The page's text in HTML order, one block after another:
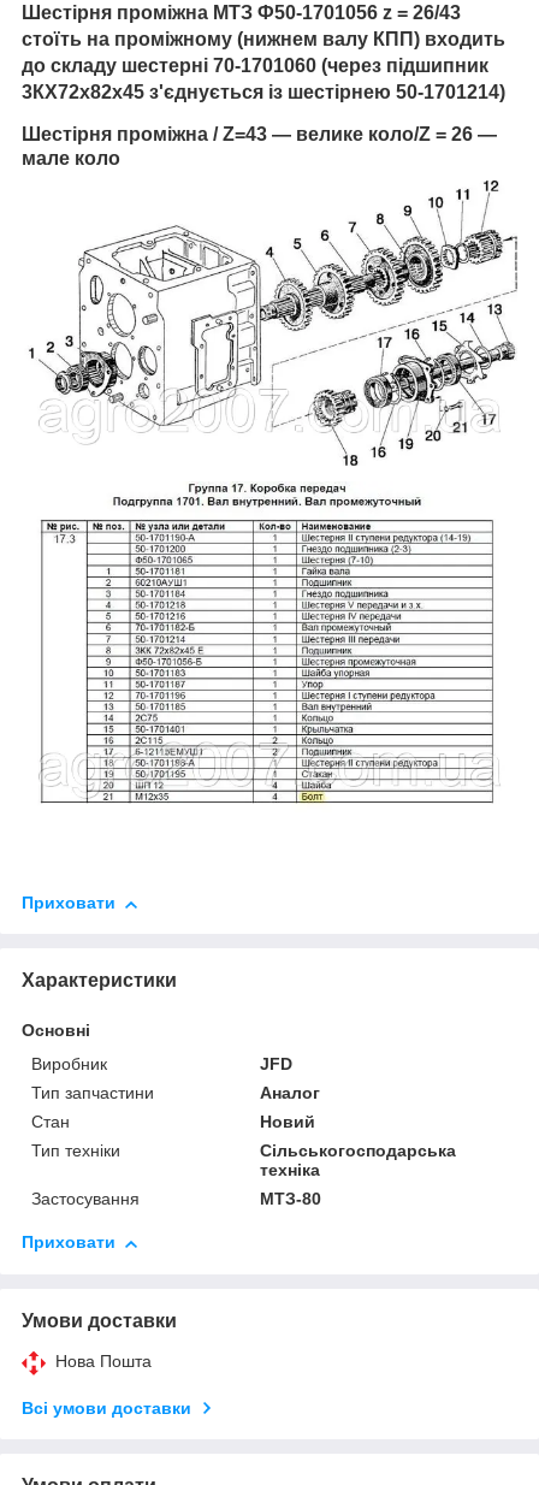
Шестірня проміжна МТЗ Ф50-1701056 z = 26/43
стоїть на проміжному (нижнем валу КПП) входить
до складу шестерні 70-1701060 (через підшипник
3КХ72х82х45 з'єднується із шестірнею 50-1701214)
Шестірня проміжна / Z=43 — велике коло/Z = 26 —
мале коло
Приховати
Характеристики
Основні
Виробник
JFD
Тип запчастини
Аналог
Стан
Новий
Тип техніки
Сільськогосподарська
техніка
Застосування
МТЗ-80
Приховати
Умови доставки
Нова Пошта
Всі умови доставки